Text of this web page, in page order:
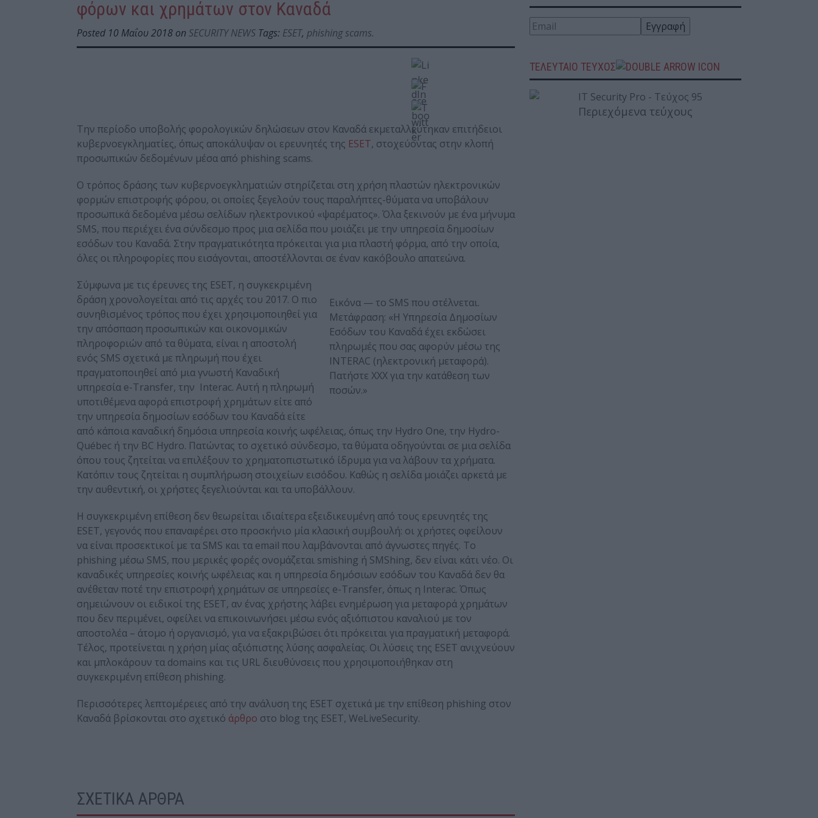
φόρων και χρημάτων στον Καναδά
Posted 10 Μαΐου 2018 on SECURITY NEWS Tags: ESET, phishing scams.
Την περίοδο υποβολής φορολογικών δηλώσεων στον Καναδά εκμεταλλεύτηκαν επιτήδειοι
κυβερνοεγκληματίες, όπως αποκάλυψαν οι ερευνητές της ESET, στοχεύοντας στην κλοπή
προσωπικών δεδομένων μέσα από phishing scams.
O τρόπος δράσης των κυβερνοεγκληματιών στηρίζεται στη χρήση πλαστών ηλεκτρονικών
φορμών επιστροφής φόρου, οι οποίες ξεγελούν τους παραλήπτες-θύματα να υποβάλουν
προσωπικά δεδομένα μέσω σελίδων ηλεκτρονικού «ψαρέματος». Όλα ξεκινούν με ένα μήνυμα
SMS, που περιέχει ένα σύνδεσμο προς μια σελίδα που μοιάζει με την υπηρεσία δημοσίων
εσόδων του Καναδά. Στην πραγματικότητα πρόκειται για μια πλαστή φόρμα, από την οποία,
όλες οι πληροφορίες που εισάγονται, αποστέλλονται σε έναν κακόβουλο απατεώνα.
Εικόνα — το SMS που στέλνεται.
Μετάφραση: «Η Υπηρεσία Δημοσίων
Εσόδων του Καναδά έχει εκδώσει
πληρωμές που σας αφορύν μέσω της
INTERAC (ηλεκτρονική μεταφορά).
Πατήστε XXX για την κατάθεση των
ποσών.»
Σύμφωνα με τις έρευνες της ESET, η συγκεκριμένη
δράση χρονολογείται από τις αρχές του 2017. Ο πιο
συνηθισμένος τρόπος που έχει χρησιμοποιηθεί για
την απόσπαση προσωπικών και οικονομικών
πληροφοριών από τα θύματα, είναι η αποστολή
ενός SMS σχετικά με πληρωμή που έχει
πραγματοποιηθεί από μια γνωστή Καναδική
υπηρεσία e-Transfer, την Interac. Αυτή η πληρωμή
υποτιθέμενα αφορά επιστροφή χρημάτων είτε από
την υπηρεσία δημοσίων εσόδων του Καναδά είτε
από κάποια καναδική δημόσια υπηρεσία κοινής ωφέλειας, όπως την Hydro One, την Hydro-
Québec ή την BC Hydro. Πατώντας το σχετικό σύνδεσμο, τα θύματα οδηγούνται σε μια σελίδα
όπου τους ζητείται να επιλέξουν το χρηματοπιστωτικό ίδρυμα για να λάβουν τα χρήματα.
Κατόπιν τους ζητείται η συμπλήρωση στοιχείων εισόδου. Καθώς η σελίδα μοιάζει αρκετά με
την αυθεντική, οι χρήστες ξεγελιούνται και τα υποβάλλουν.
Η συγκεκριμένη επίθεση δεν θεωρείται ιδιαίτερα εξειδικευμένη από τους ερευνητές της
ESET, γεγονός που επαναφέρει στο προσκήνιο μία κλασική συμβουλή: οι χρήστες οφείλουν
να είναι προσεκτικοί με τα SMS και τα email που λαμβάνονται από άγνωστες πηγές. Το
phishing μέσω SMS, που μερικές φορές ονομάζεται smishing ή SMShing, δεν είναι κάτι νέο. Οι
καναδικές υπηρεσίες κοινής ωφέλειας και η υπηρεσία δημόσιων εσόδων του Καναδά δεν θα
ανέθεταν ποτέ την επιστροφή χρημάτων σε υπηρεσίες e-Transfer, όπως η Interac. Όπως
σημειώνουν οι ειδικοί της ESET, αν ένας χρήστης λάβει ενημέρωση για μεταφορά χρημάτων
που δεν περιμένει, οφείλει να επικοινωνήσει μέσω ενός αξιόπιστου καναλιού με τον
αποστολέα – άτομο ή οργανισμό, για να εξακριβώσει ότι πρόκειται για πραγματική μεταφορά.
Τέλος, προτείνεται η χρήση μίας αξιόπιστης λύσης ασφαλείας. Οι λύσεις της ESET ανιχνεύουν
και μπλοκάρουν τα domains και τις URL διευθύνσεις που χρησιμοποιήθηκαν στη
συγκεκριμένη επίθεση phishing.
Περισσότερες λεπτομέρειες από την ανάλυση της ESET σχετικά με την επίθεση phishing στον
Καναδά βρίσκονται στο σχετικό άρθρο στo blog της ESET, WeLiveSecurity.
ΣΧΕΤΙΚΑ ΑΡΘΡΑ
ΤΕΛΕΥΤΑΙΟ ΤΕΥΧΟΣ
Περιεχόμενα τεύχους